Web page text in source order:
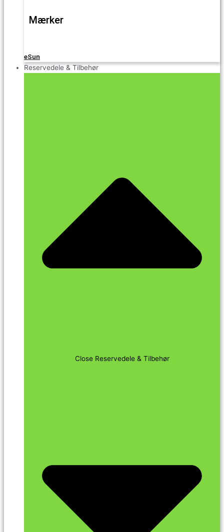
Mærker
eSun
Reservedele & Tilbehør
Close Reservedele & Tilbehør